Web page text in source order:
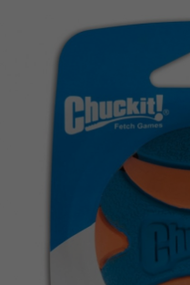
Puntuación clientes: 4,8 de 5